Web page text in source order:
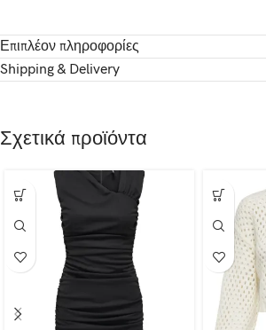
Επιπλέον πληροφορίες
Shipping & Delivery
Σχετικά προϊόντα